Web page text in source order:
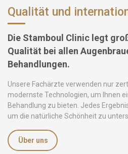
Qualität und
Die Stamboul Clinic legt
Qualität bei allen
Behandlungen.
Unsere Fachärzte verwenden nur
modernste Technologien, um Ihnen
Behandlung zu bieten. Jedes
um die natürliche Schönheit zu
Über uns